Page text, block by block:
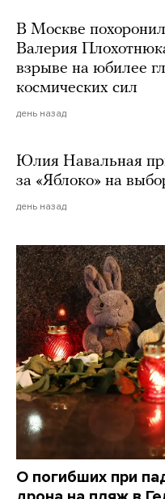
В Москве
Валерия
взрыве на юбилее
космических сил
день назад
Юлия Навальная
за «Яблоко» на
день назад
О погибших при